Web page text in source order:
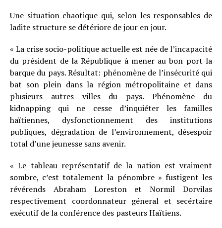
Une situation chaotique qui, selon les responsables de
ladite structure se détériore de jour en jour.
« La crise socio-politique actuelle est née de l’incapacité
du président de la République à mener au bon port la
barque du pays. Résultat: phénomène de l’insécurité qui
bat son plein dans la région métropolitaine et dans
plusieurs autres villes du pays. Phénomène du
kidnapping qui ne cesse d’inquiéter les familles
haïtiennes, dysfonctionnement des institutions
publiques, dégradation de l’environnement, désespoir
total d’une jeunesse sans avenir.
« Le tableau représentatif de la nation est vraiment
sombre, c’est totalement la pénombre » fustigent les
révérends Abraham Loreston et Normil Dorvilas
respectivement coordonnateur géneral et secértaire
exécutif de la conférence des pasteurs Haïtiens.